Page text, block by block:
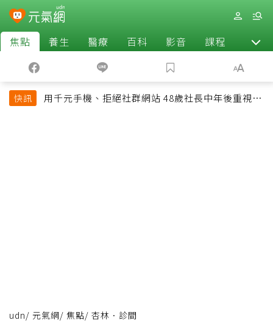
焦點 養生 醫療 百科 影音 課程 退休
快訊
用千元手機、拒絕社群網站 48歲社長中年後重視和
udn/ 元氣網/ 焦點/ 杏林．診間